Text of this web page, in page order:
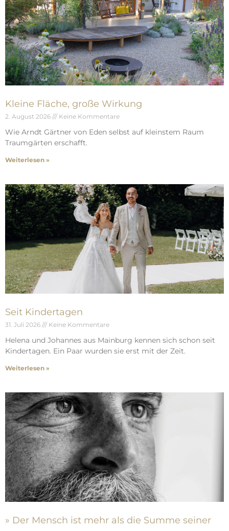
Kleine Fläche, große Wirkung
2. August 2026 Keine Kommentare
Wie Arndt Gärtner von Eden selbst auf kleinstem Raum
Traumgärten erschafft.
Weiterlesen »
Seit Kindertagen
31. Juli 2026 Keine Kommentare
Helena und Johannes aus Mainburg kennen sich schon seit
Kindertagen. Ein Paar wurden sie erst mit der Zeit.
Weiterlesen »
» Der Mensch ist mehr als die Summe seiner